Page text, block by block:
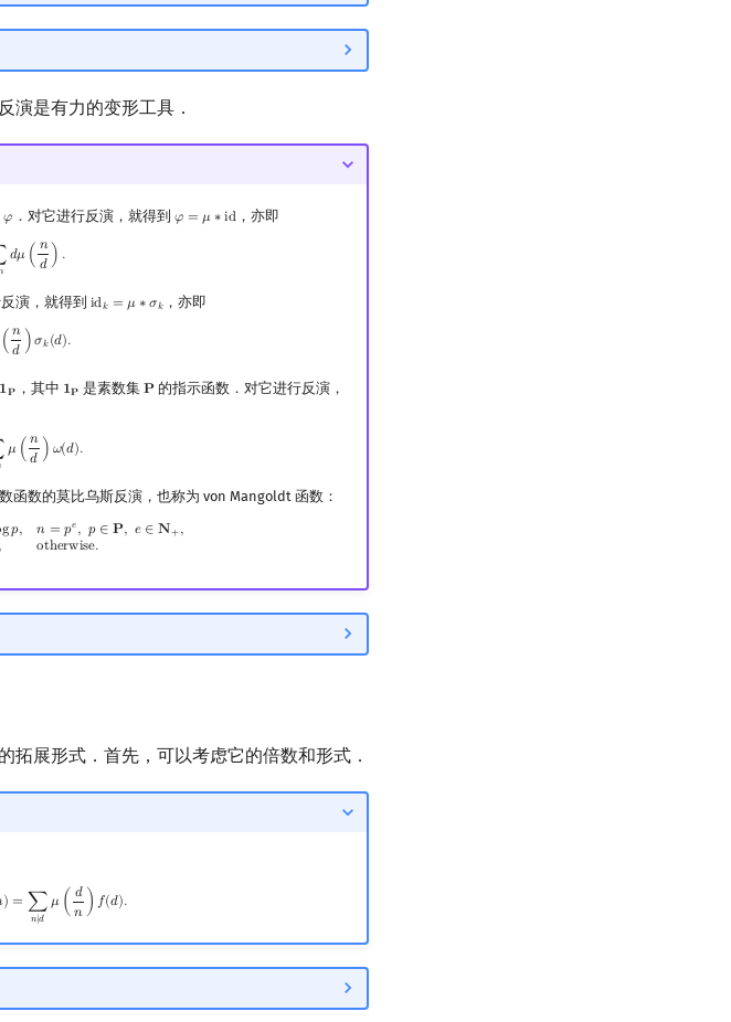
演是有力的变形工具．
𝜑 ．对它进行反演，就得到 𝜑 = 𝜇 ∗id
φ =μ ∗ id ，亦即
𝑑𝜇 ( 𝑛
𝑑 ) .
n dμ (nd ).
演，就得到 id𝑘 = 𝜇 ∗𝜎𝑘
idk =μ ∗ σ k ，亦即
( 𝑛
𝑑 )𝜎𝑘(𝑑).
(nd )σ k( d).
𝟏𝐏 ，其中 𝟏𝐏
1P 是素数集𝐏
P 的指示函数．对它进行反演，
𝜇 ( 𝑛
𝑑 ) 𝜔(𝑑).
μ( nd) ω (d).
函数的莫比乌斯反演，也称为 von Mangoldt 函数：
g𝑝, 𝑛 = 𝑝𝑒, 𝑝 ∈ 𝐏, 𝑒 ∈ 𝐍+,
, otherwise.
=pe p∈ P, e∈ N+ 0 otherwise.
拓展形式．首先，可以考虑它的倍数和形式．
) = ∑
𝑛∣𝑑
𝜇 ( 𝑑
𝑛 ) 𝑓(𝑑).
) n∣dμ n )f( d .